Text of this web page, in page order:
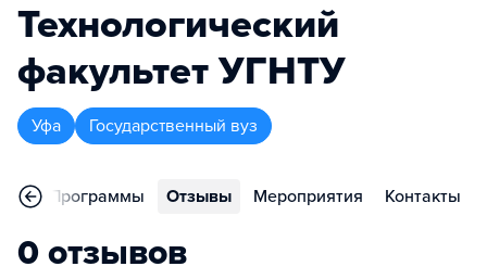
Технологический
факультет УГНТУ
Уфа Государственный вуз
Программы Отзывы Мероприятия Контакты
0 отзывов